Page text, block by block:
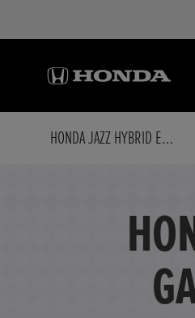
HONDA JAZZ HYBRID E:HEV 1.5 I-MMD ELEGANCE GANZJAHRESREIFEN, NAVI, PDC, SITZHEIZUNG